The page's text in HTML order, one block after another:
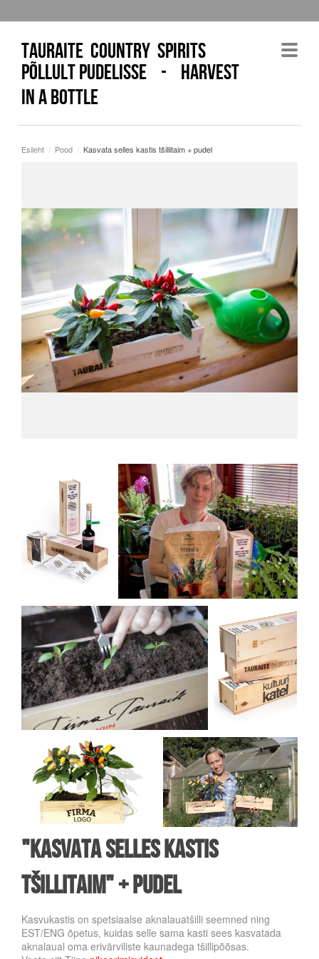
tauraite country spirits
Põllult pudelisse - Harvest
in a bottle
Esileht / Pood / Kasvata selles kastis tšillitaim + pudel
"KASVATA SELLES KASTIS
TŠILLITAIM" + pudel
Kasvukastis on spetsiaalse aknalauatšilli seemned ning
EST/ENG õpetus, kuidas selle sama kasti sees kasvatada
aknalaual oma erivärviliste kaunadega tšillipõõsas.